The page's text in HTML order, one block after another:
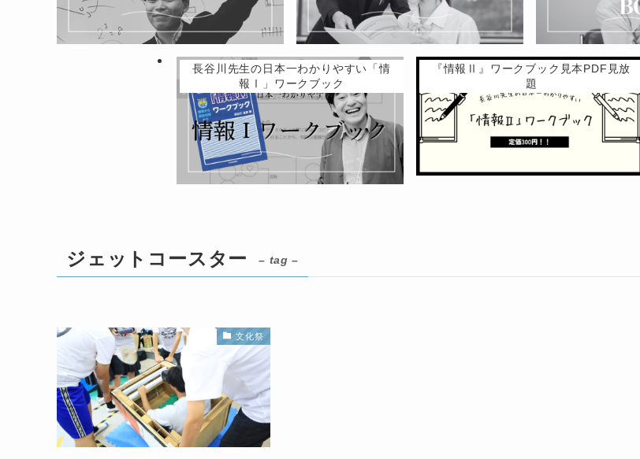
長谷川先生の日本一わかりやすい「情
報Ⅰ」ワークブック
『情報Ⅱ』ワークブック見本PDF見放
題
ジェットコースター – tag –
文化祭